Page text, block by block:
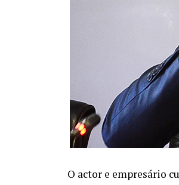
O actor e empresário